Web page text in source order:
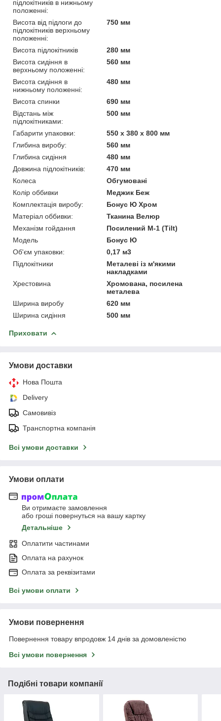
підлокітників в нижньому
положенні:
Висота від підлоги до
підлокітників верхньому
положенні:
750 мм
Висота підлокітників
280 мм
Висота сидіння в
верхньому положенні:
560 мм
Висота сидіння в
нижньому положенні:
480 мм
Висота спинки
690 мм
Відстань між
підлокітниками:
500 мм
Габарити упаковки:
550 x 380 x 800 мм
Глибина виробу:
560 мм
Глибина сидіння
480 мм
Довжина підлокітників:
470 мм
Колеса
Обгумовані
Колір оббивки
Меджик Беж
Комплектація виробу:
Бонус Ю Хром
Матеріал оббивки:
Тканина Велюр
Механізм гойдання
Посилений M-1 (Tilt)
Мoдель
Бонус Ю
Об'єм упаковки:
0,17 м3
Підлокітники
Металеві із м'якими
накладками
Хрестовина
Хромована, посилена
металева
Ширина виробу
620 мм
Ширина сидіння
500 мм
Приховати
Умови доставки
Нова Пошта
Delivery
Самовивіз
Транспортна компанія
Всі умови доставки
Умови оплати
Ви отримаєте замовлення
або гроші повернуться на вашу картку
Детальніше
Оплатити частинами
Оплата на рахунок
Оплата за реквізитами
Всі умови оплати
Умови повернення
Повернення товару впродовж 14 днів за домовленістю
Всі умови повернення
Подібні товари компанії